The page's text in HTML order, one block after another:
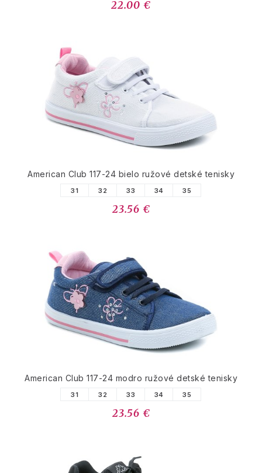
22.00 €
American Club 117-24 bielo ružové detské tenisky
31 32 33 34 35
23.56 €
American Club 117-24 modro ružové detské tenisky
31 32 33 34 35
23.56 €